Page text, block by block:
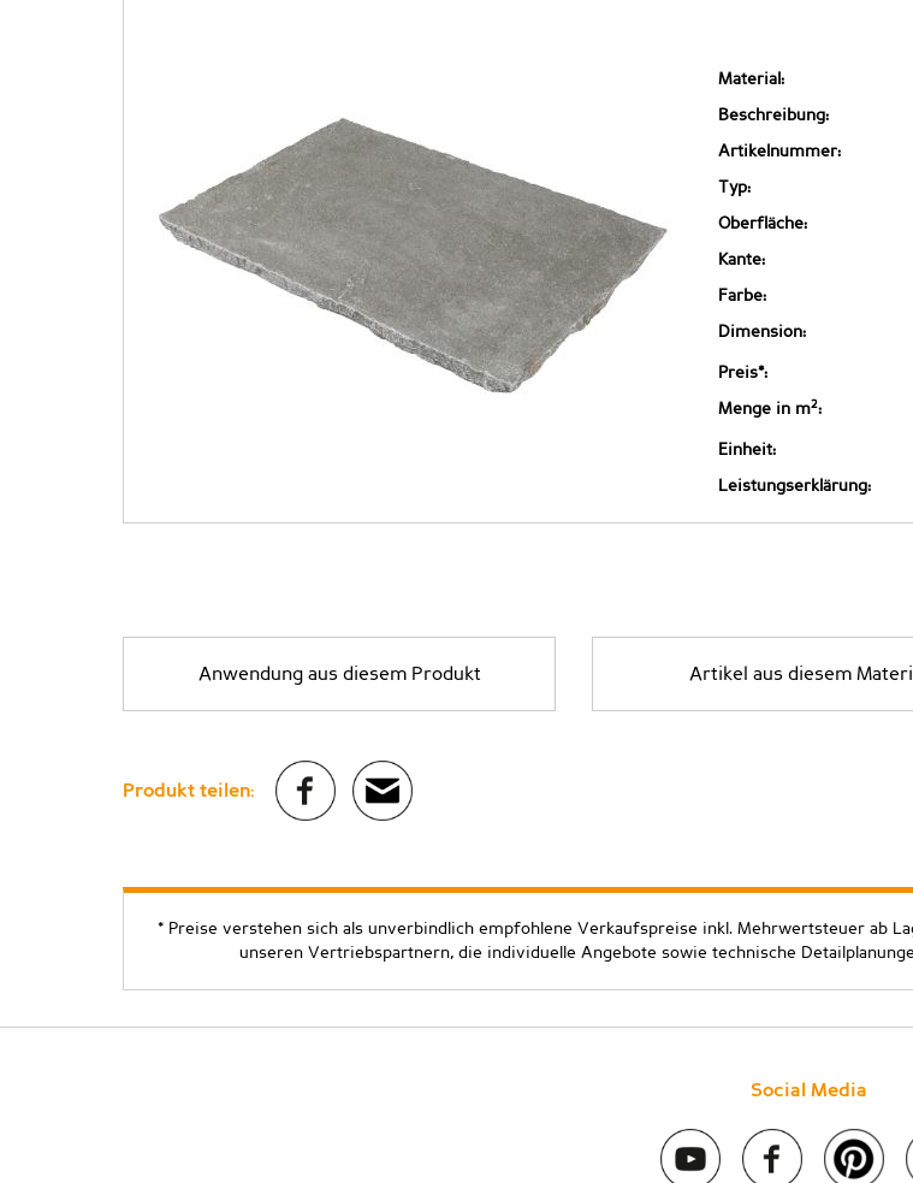
Material:
Beschreibung:
Artikelnummer:
Typ:
Oberfläche:
Kante:
Farbe:
Dimension:
Preis*:
Menge in m2:
Einheit:
Leistungserklärung:
Anwendung aus diesem Produkt Artikel aus diesem
Produkt teilen:
* Preise verstehen sich als unverbindlich empfohlene Verkaufspreise inkl. Mehrwertsteuer ab
unseren Vertriebspartnern, die individuelle Angebote sowie technische
Social Media